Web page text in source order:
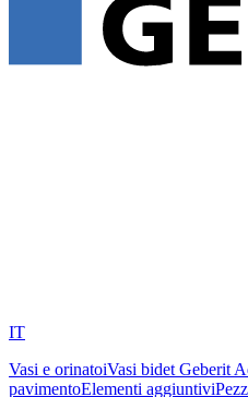
IT
Vasi e orinatoiVasi bidet Geberit
pavimentoElementi aggiuntivi